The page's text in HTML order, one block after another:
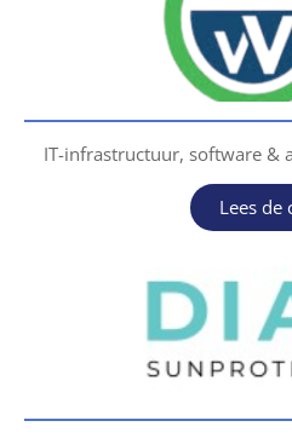
IT-infrastructuur, software &
Lees de